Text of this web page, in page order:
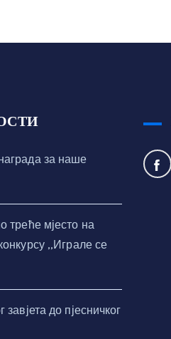
за наше
треће мјесто на
,,Играле се
завјета до пјесничког